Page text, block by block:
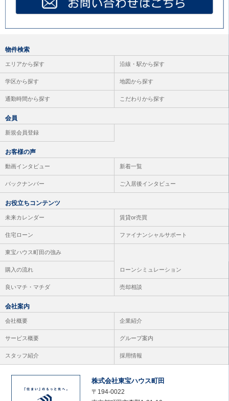
物件検索
エリアから探す 沿線・駅から探す
学区から探す 地図から探す
通勤時間から探す こだわりから探す
会員
新規会員登録
お客様の声
動画インタビュー 新着一覧
バックナンバー ご入居後インタビュー
お役立ちコンテンツ
未来カレンダー 賃貸or売買
住宅ローン ファイナンシャルサポート
東宝ハウス町田の強み
購入の流れ ローンシミュレーション
良いマチ・マチダ 売却相談
会社案内
会社概要 企業紹介
サービス概要 グループ案内
スタッフ紹介 採用情報
株式会社東宝ハウス町田
〒194-0022